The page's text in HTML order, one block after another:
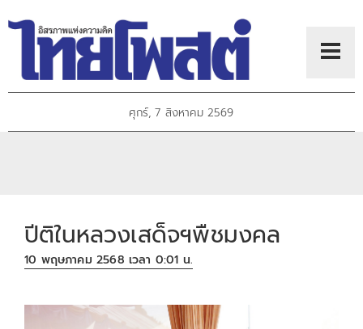
ศุกร์, 7 สิงหาคม 2569
ปีติในหลวงเสด็จฯพืชมงคล
10 พฤษภาคม 2568 เวลา 0:01 น.